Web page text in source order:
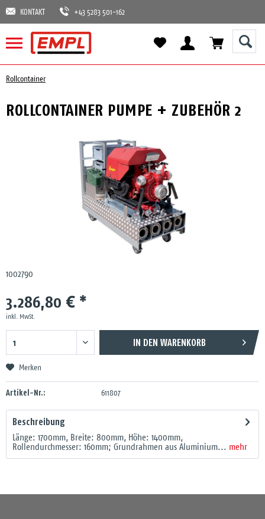
KONTAKT +43 5283 501-162
Rollcontainer
ROLLCONTAINER PUMPE + ZUBEHÖR 2
1002790
3.286,80 € *
inkl. MwSt.
IN DEN WARENKORB
Merken
Artikel-Nr.: 611807
Beschreibung
Länge: 1700mm, Breite: 800mm, Höhe: 1400mm,
Rollendurchmesser: 160mm; Grundrahmen aus Aluminium... mehr